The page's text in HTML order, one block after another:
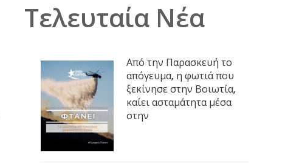
Τελευταία Νέα
Από την Παρασκευή το
απόγευμα, η φωτιά που
ξεκίνησε στην Βοιωτία,
καίει ασταμάτητα μέσα
στην